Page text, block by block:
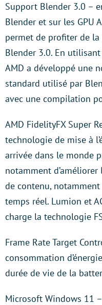
Support Blender 3.0 –
Blender et sur les GPU
permet de profiter de la
Blender 3.0. En utilisant
AMD a développé une
standard utilisé par
avec une compilation
AMD FidelityFX Super
technologie de mise à
arrivée dans le monde
notamment
de contenu,
temps réel. Lumion et
charge la technologie
Frame Rate Target
consommation
durée de vie de la
Microsoft Windows 11